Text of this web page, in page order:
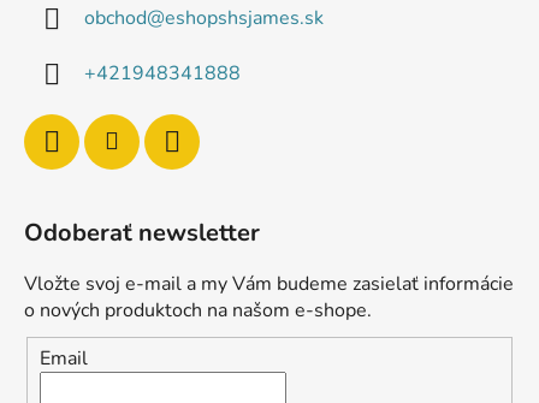
obchod@eshopshsjames.sk
+421948341888
Odoberať newsletter
Vložte svoj e-mail a my Vám budeme zasielať informácie
o nových produktoch na našom e-shope.
Email